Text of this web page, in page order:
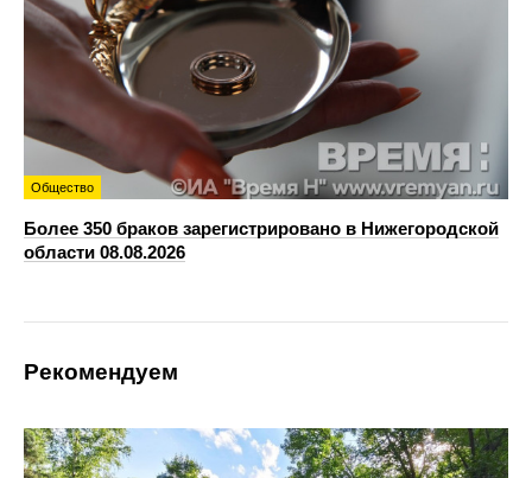
Общество
Более 350 браков зарегистрировано в Нижегородской
области 08.08.2026
Рекомендуем